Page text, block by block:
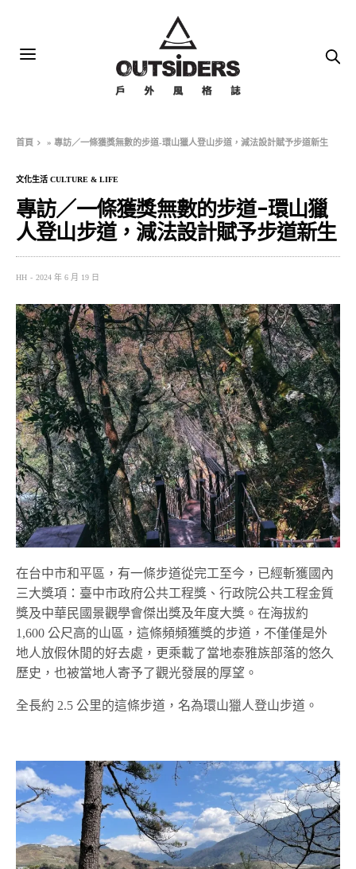
首頁 »專訪／一條獲獎無數的步道-環山獵人登山步道，減法設計賦予步道新生
文化生活 CULTURE & LIFE
專訪／一條獲獎無數的步道-環山獵
人登山步道，減法設計賦予步道新生
HH 2024 年 6 月 19 日
在台中市和平區，有一條步道從完工至今，已經斬獲國內
三大獎項：臺中市政府公共工程獎、行政院公共工程金質
獎及中華民國景觀學會傑出獎及年度大獎。在海拔約
1,600 公尺高的山區，這條頻頻獲獎的步道，不僅僅是外
地人放假休閒的好去處，更乘載了當地泰雅族部落的悠久
歷史，也被當地人寄予了觀光發展的厚望。
全長約 2.5 公里的這條步道，名為環山獵人登山步道。